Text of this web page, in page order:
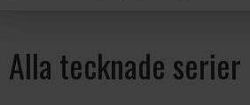
Alla tecknade serier